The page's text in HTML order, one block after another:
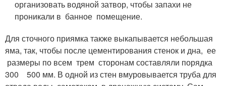
организовать водяной затвор, чтобы запахи не
проникали в банное помещение.
Для сточного приямка также выкапывается небольшая
яма, так, чтобы после цементирования стенок и дна, ее
размеры по всем трем сторонам составляли порядка
300 500 мм. В одной из стен вмуровывается труба для